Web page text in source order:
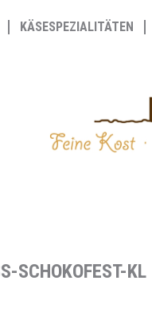
KÄSESPEZIALITÄTEN
SCHOKOFEST-KL